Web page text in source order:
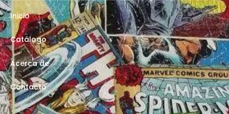
Inicio
Catálogo
Acerca de
Contacto